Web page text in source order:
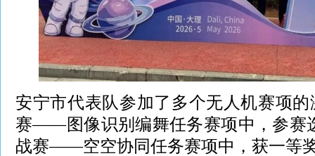
安宁市代表队参加了多个无人机赛项
赛——图像识别编舞任务赛项中，参赛
战赛——空空协同任务赛项中，获一等